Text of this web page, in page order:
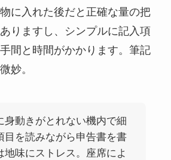
に入れた後だと正確な量の把
りますし、シンプルに記入項
間と時間がかかります。筆記
妙。
身動きがとれない機内で細
目を読みながら申告書を書
地味にストレス。座席によ